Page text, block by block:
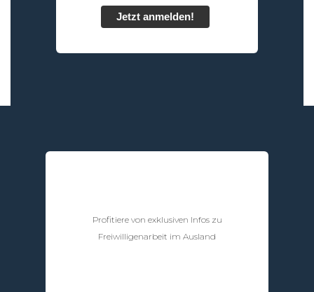
Jetzt anmelden!
Profitiere von exklusiven Infos zu
Freiwilligenarbeit im Ausland